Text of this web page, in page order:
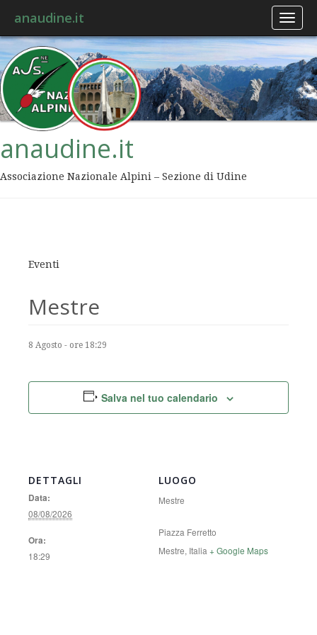
anaudine.it
anaudine.it
Associazione Nazionale Alpini – Sezione di Udine
Eventi
Mestre
8 Agosto - ore 18:29
Salva nel tuo calendario
DETTAGLI
Data:
08/08/2026
Ora:
18:29
LUOGO
Mestre
Piazza Ferretto
Mestre, Italia + Google Maps